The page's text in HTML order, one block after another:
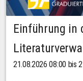
Einführung in
21.08.2026 08:00 bis